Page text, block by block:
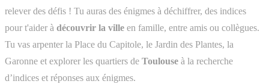
relever des défis ! Tu auras des énigmes à déchiffrer, des indices
pour t'aider à découvrir la ville en famille, entre amis ou collègues.
Tu vas arpenter la Place du Capitole, le Jardin des Plantes, la
Garonne et explorer les quartiers de Toulouse à la recherche
d’indices et réponses aux énigmes.